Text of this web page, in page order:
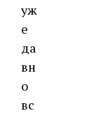
уж
е
да
вн
о
вс